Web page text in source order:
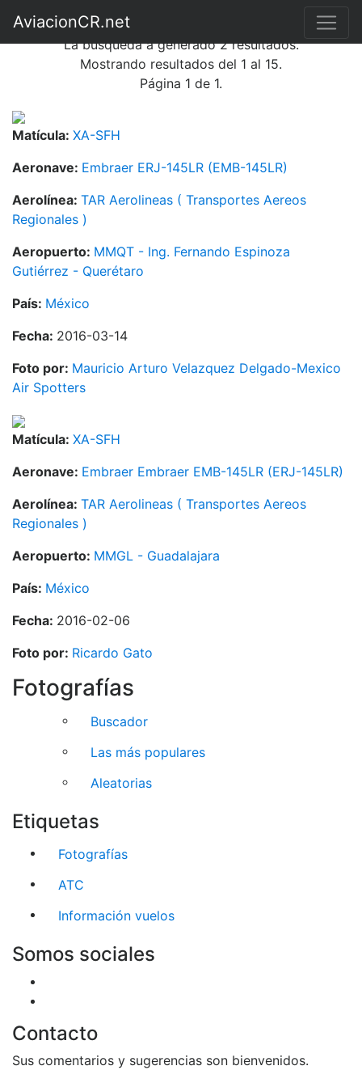
AviacionCR.net
Búsqueda de fotografías
La búsqueda a generado 2 resultados.
Mostrando resultados del 1 al 15.
Página 1 de 1.
Matícula: XA-SFH
Aeronave: Embraer ERJ-145LR (EMB-145LR)
Aerolínea: TAR Aerolineas ( Transportes Aereos
Regionales )
Aeropuerto: MMQT - Ing. Fernando Espinoza
Gutiérrez - Querétaro
País: México
Fecha: 2016-03-14
Foto por: Mauricio Arturo Velazquez Delgado-Mexico
Air Spotters
Matícula: XA-SFH
Aeronave: Embraer Embraer EMB-145LR (ERJ-145LR)
Aerolínea: TAR Aerolineas ( Transportes Aereos
Regionales )
Aeropuerto: MMGL - Guadalajara
País: México
Fecha: 2016-02-06
Foto por: Ricardo Gato
Fotografías
Buscador
Las más populares
Aleatorias
Etiquetas
Fotografías
ATC
Información vuelos
Somos sociales
Contacto
Sus comentarios y sugerencias son bienvenidos.